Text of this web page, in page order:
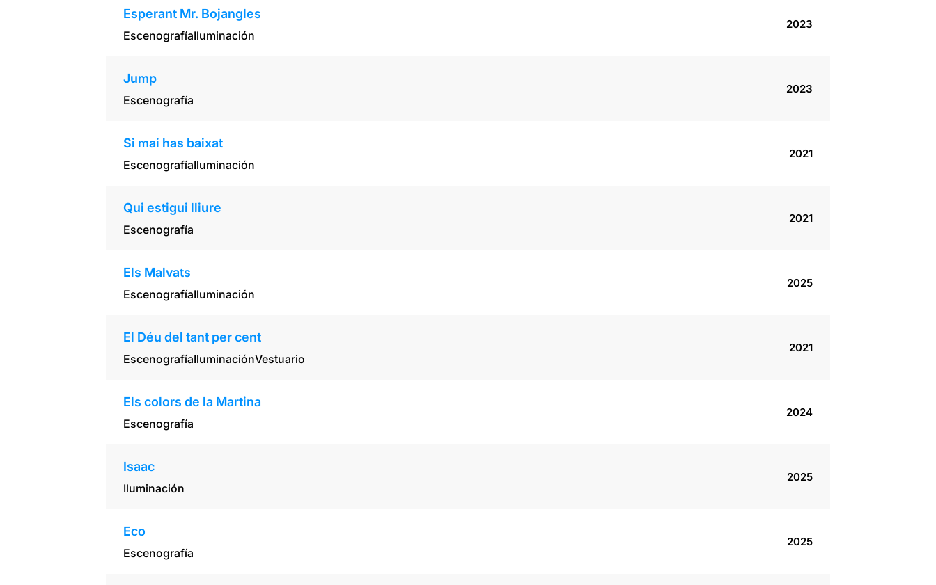
Esperant Mr. Bojangles
EscenografíaIluminación
2023
Jump
Escenografía
2023
Si mai has baixat
EscenografíaIluminación
2021
Qui estigui lliure
Escenografía
2021
Els Malvats
EscenografíaIluminación
2025
El Déu del tant per cent
EscenografíaIluminaciónVestuario
2021
Els colors de la Martina
Escenografía
2024
Isaac
Iluminación
2025
Eco
Escenografía
2025